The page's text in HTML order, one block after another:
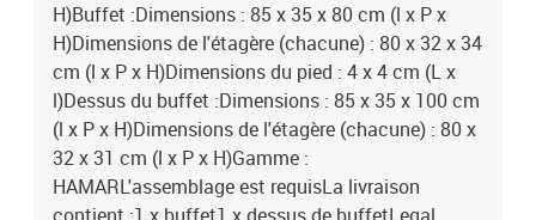
H)Buffet :Dimensions : 85 x 35 x 80 cm (l x P x
H)Dimensions de l'étagère (chacune) : 80 x 32 x 34
cm (l x P x H)Dimensions du pied : 4 x 4 cm (L x
l)Dessus du buffet :Dimensions : 85 x 35 x 100 cm
(l x P x H)Dimensions de l'étagère (chacune) : 80 x
32 x 31 cm (l x P x H)Gamme :
HAMARL'assemblage est requisLa livraison